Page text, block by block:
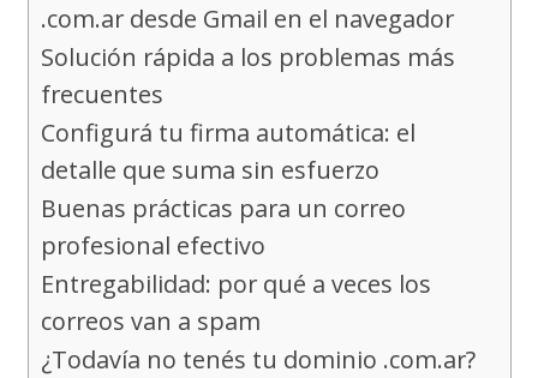
.com.ar desde Gmail en el navegador
Solución rápida a los problemas más
frecuentes
Configurá tu firma automática: el
detalle que suma sin esfuerzo
Buenas prácticas para un correo
profesional efectivo
Entregabilidad: por qué a veces los
correos van a spam
¿Todavía no tenés tu dominio .com.ar?